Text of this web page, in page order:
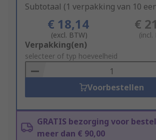
Subtotaal (1 verpakking van 10
€ 18,14
(excl. BTW)
€
(incl.
Add
to
Basket
Verpakking(en)
selecteer of typ hoeveelheid
Voorbestellen
GRATIS bezorging voor
meer dan € 90,00